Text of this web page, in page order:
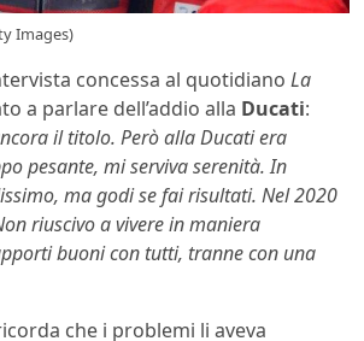
Images)
concessa al quotidiano La
a parlare dell’addio alla Ducati:
il titolo. Però alla Ducati era
pesante, mi serviva serenità. In
ma godi se fai risultati. Nel 2020
riuscivo a vivere in maniera
buoni con tutti, tranne con una
che i problemi li aveva